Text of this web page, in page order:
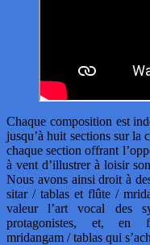
Chaque composition est
jusqu’à huit sections sur la
chaque section offrant
à vent d’illustrer à loisir
Nous avons ainsi droit à
sitar / tablas et flûte /
valeur l’art vocal des
protagonistes, et,
mridangam / tablas qui